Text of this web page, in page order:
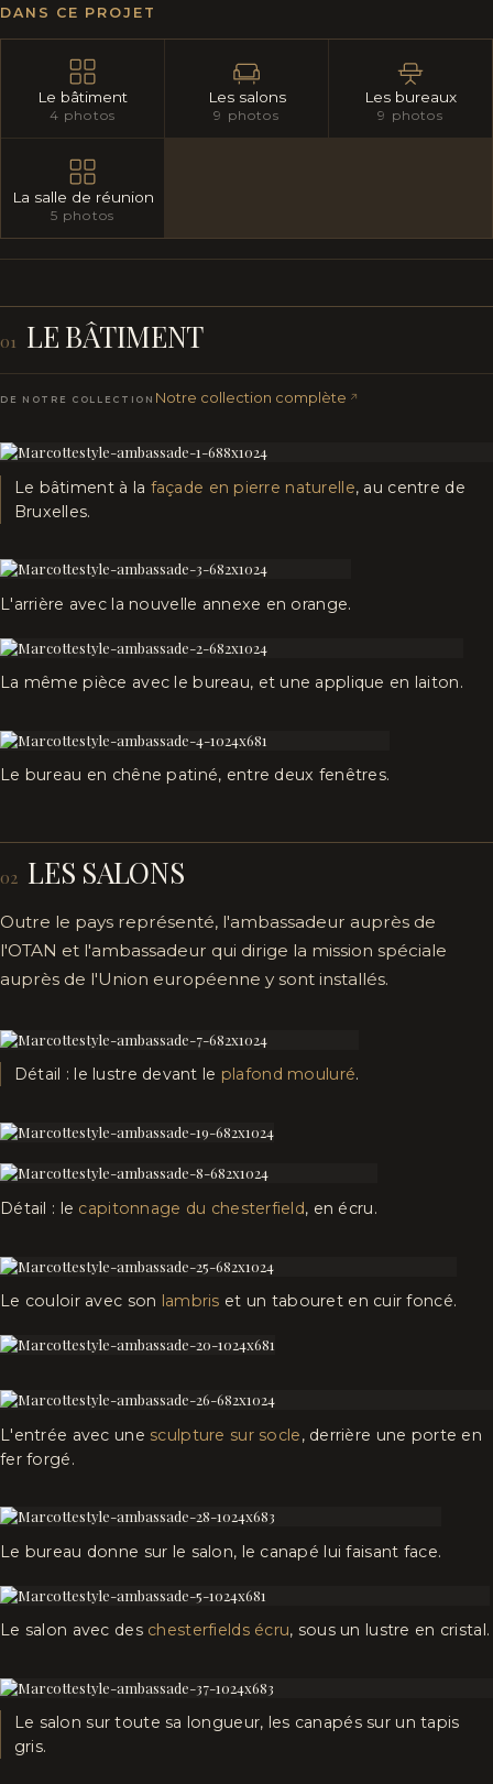
DANS CE PROJET
Le bâtiment
4 photos
Les salons
9 photos
Les bureaux
9 photos
La salle de réunion
5 photos
01 LE BÂTIMENT
DE NOTRE COLLECTION Notre collection complète
Le bâtiment à la façade en pierre naturelle, au centre de
Bruxelles.
L'arrière avec la nouvelle annexe en orange.
La même pièce avec le bureau, et une applique en laiton.
Le bureau en chêne patiné, entre deux fenêtres.
02 LES SALONS
Outre le pays représenté, l'ambassadeur auprès de
l'OTAN et l'ambassadeur qui dirige la mission spéciale
auprès de l'Union européenne y sont installés.
Détail : le lustre devant le plafond mouluré.
Détail : le capitonnage du chesterfield, en écru.
Le couloir avec son lambris et un tabouret en cuir foncé.
L'entrée avec une sculpture sur socle, derrière une porte en
fer forgé.
Le bureau donne sur le salon, le canapé lui faisant face.
Le salon avec des chesterfields écru, sous un lustre en cristal.
Le salon sur toute sa longueur, les canapés sur un tapis
gris.